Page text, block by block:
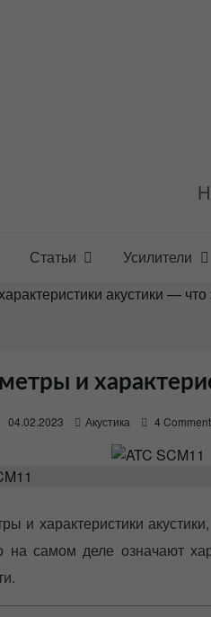
Статьи Усилители
акустики — что
и
t
e
o
n
04.02.2023 Акустика 4
и характеристики
на самом деле означают